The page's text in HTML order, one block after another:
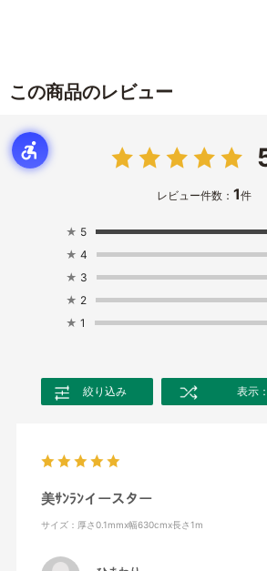
この商品のレビュー
レビュー件数： 1件
★ 5
★ 4
★ 3
★ 2
★ 1
絞り込み 表示
美ｻﾝﾗﾝイースター
サイズ：厚さ0.1mmx幅630cmx長さ1m